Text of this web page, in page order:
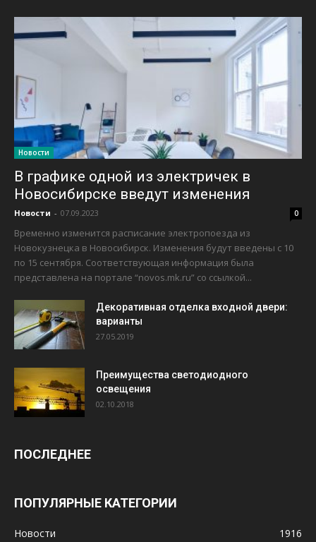
Новости
В графике одной из электричек в
Новосибирске введут изменения
Новости - 07.09.2023 0
Временно изменится расписание электропоезда из
Новокузнецка в Новосибирск. Изменения будут введены с 10
по 15 сентября. Соответствующая информация была
представлена на портале “novos.mk.ru” со ссылкой...
Декоративная отделка входной двери:
варианты
27.05.2019
Преимущества светодиодного
освещения
02.10.2018
ПОСЛЕДНЕЕ
ПОПУЛЯРНЫЕ КАТЕГОРИИ
Новости 1916